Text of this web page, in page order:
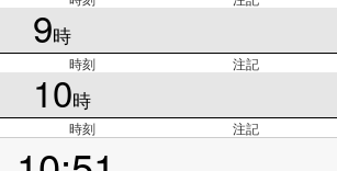
9時
時刻 注記
10時
時刻 注記